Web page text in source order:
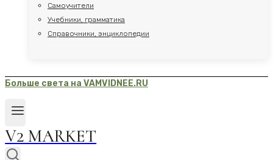
Самоучители
Учебники, грамматика
Справочники, энциклопедии
Больше света на VAMVIDNEE.RU
V2 MARKET